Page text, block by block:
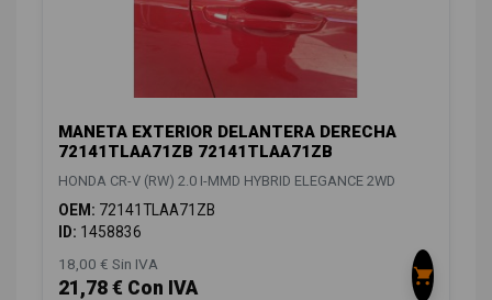
MANETA EXTERIOR DELANTERA DERECHA
72141TLAA71ZB 72141TLAA71ZB
HONDA CR-V (RW) 2.0 I-MMD HYBRID ELEGANCE 2WD
OEM: 72141TLAA71ZB
ID: 1458836
18,00 € Sin IVA
21,78 € Con IVA